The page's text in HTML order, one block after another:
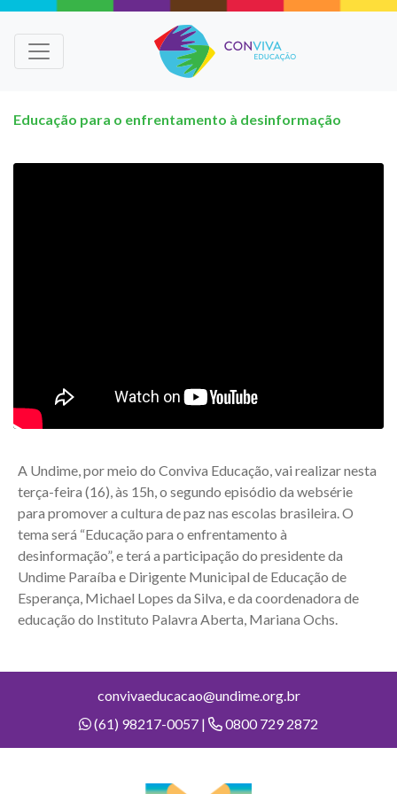
Educação para o enfrentamento à desinformação
A Undime, por meio do Conviva Educação, vai realizar nesta
terça-feira (16), às 15h, o segundo episódio da websérie
para promover a cultura de paz nas escolas brasileira. O
tema será “Educação para o enfrentamento à
desinformação”, e terá a participação do presidente da
Undime Paraíba e Dirigente Municipal de Educação de
Esperança, Michael Lopes da Silva, e da coordenadora de
educação do Instituto Palavra Aberta, Mariana Ochs.
convivaeducacao@undime.org.br
(61) 98217-0057 |
0800 729 2872